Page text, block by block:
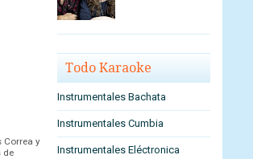
Correa y
de
Todo Karaoke
Instrumentales Bachata
Instrumentales Cumbia
Instrumentales Eléctronica